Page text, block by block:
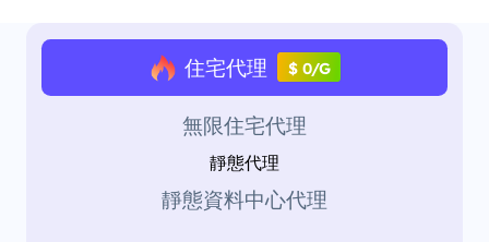
住宅代理 $ 0/G
無限住宅代理
靜態代理
靜態資料中心代理